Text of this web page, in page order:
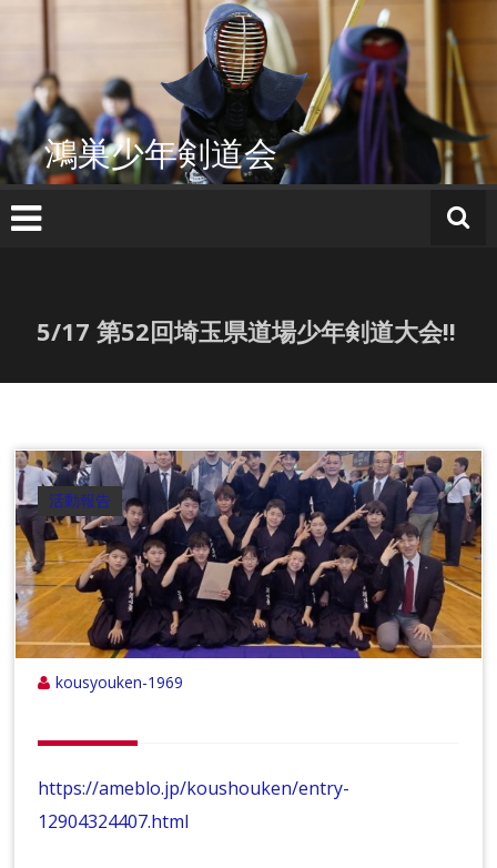
ツ
へ
ス
キ
ッ
鴻巣少年剣道会
5/17 第52回埼玉県道場少年剣道大会!!
活動報告
kousyouken-1969
https://ameblo.jp/koushouken/entry-
12904324407.html